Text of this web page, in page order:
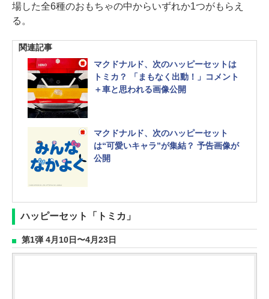
場した全6種のおもちゃの中からいずれか1つがもらえ
る。
関連記事
マクドナルド、次のハッピーセットは
トミカ？ 「まもなく出動！」コメント
＋車と思われる画像公開
マクドナルド、次のハッピーセット
は“可愛いキャラ”が集結？ 予告画像が
公開
ハッピーセット「トミカ」
第1弾 4月10日〜4月23日